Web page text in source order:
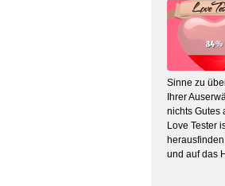
Sinne zu
Ihrer
nichts Gutes
Love Tester
und auf das